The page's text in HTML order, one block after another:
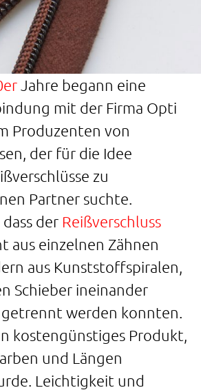
Jahre begann eine
mit der Firma Opti
Produzenten von
der für die Idee
zu
Partner suchte.
der Reißverschluss
aus einzelnen Zähnen
aus Kunststoffspiralen,
Schieber ineinander
werden konnten.
kostengünstiges Produkt,
und Längen
Leichtigkeit und